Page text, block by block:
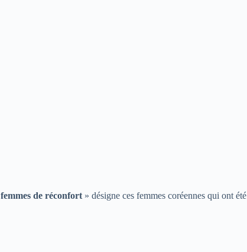
femmes de réconfort » désigne ces femmes coréennes qui ont été